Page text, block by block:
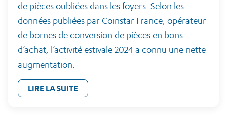
de pièces oubliées dans les foyers. Selon les
données publiées par Coinstar France, opérateur
de bornes de conversion de pièces en bons
d’achat, l’activité estivale 2024 a connu une nette
augmentation.
LIRE LA SUITE